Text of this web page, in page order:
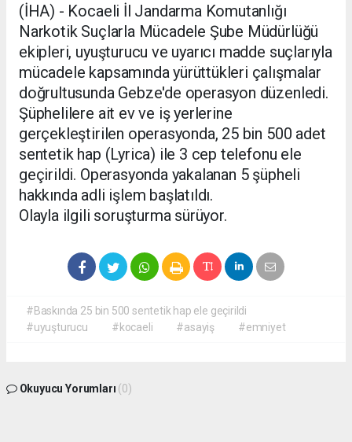
(İHA) - Kocaeli İl Jandarma Komutanlığı
Narkotik Suçlarla Mücadele Şube Müdürlüğü
ekipleri, uyuşturucu ve uyarıcı madde suçlarıyla
mücadele kapsamında yürüttükleri çalışmalar
doğrultusunda Gebze'de operasyon düzenledi.
Şüphelilere ait ev ve iş yerlerine
gerçekleştirilen operasyonda, 25 bin 500 adet
sentetik hap (Lyrica) ile 3 cep telefonu ele
geçirildi. Operasyonda yakalanan 5 şüpheli
hakkında adli işlem başlatıldı.
Olayla ilgili soruşturma sürüyor.
#Baskında 25 bin 500 sentetik hap ele geçirildi
#uyuşturucu
#kocaeli #asayiş #emniyet
Okuyucu Yorumları (0)